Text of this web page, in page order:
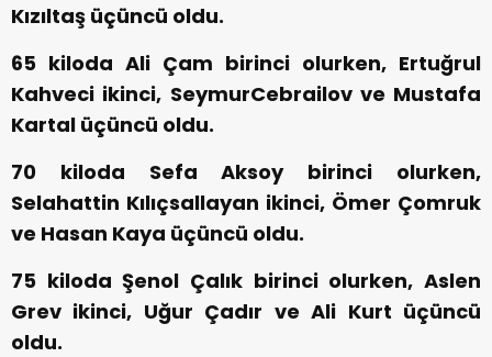
Kızıltaş üçüncü oldu.
65 kiloda Ali Çam birinci olurken, Ertuğrul
Kahveci ikinci, SeymurCebrailov ve Mustafa
Kartal üçüncü oldu.
70 kiloda Sefa Aksoy birinci olurken,
Selahattin Kılıçsallayan ikinci, Ömer Çomruk
ve Hasan Kaya üçüncü oldu.
75 kiloda Şenol Çalık birinci olurken, Aslen
Grev ikinci, Uğur Çadır ve Ali Kurt üçüncü
oldu.